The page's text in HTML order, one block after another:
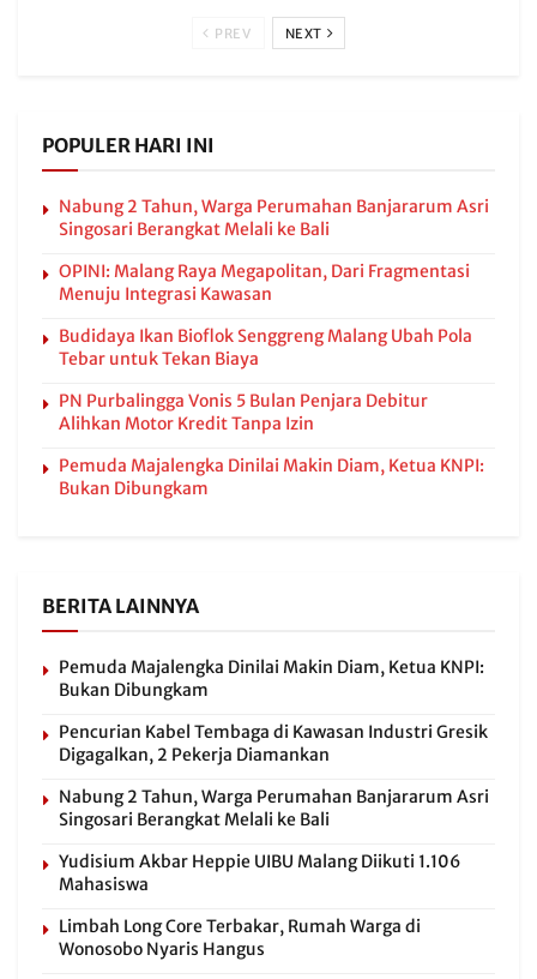
PREV NEXT
POPULER HARI INI
Nabung 2 Tahun, Warga Perumahan Banjararum Asri
Singosari Berangkat Melali ke Bali
OPINI: Malang Raya Megapolitan, Dari Fragmentasi
Menuju Integrasi Kawasan
Budidaya Ikan Bioflok Senggreng Malang Ubah Pola
Tebar untuk Tekan Biaya
PN Purbalingga Vonis 5 Bulan Penjara Debitur
Alihkan Motor Kredit Tanpa Izin
Pemuda Majalengka Dinilai Makin Diam, Ketua KNPI:
Bukan Dibungkam
BERITA LAINNYA
Pemuda Majalengka Dinilai Makin Diam, Ketua KNPI:
Bukan Dibungkam
Pencurian Kabel Tembaga di Kawasan Industri Gresik
Digagalkan, 2 Pekerja Diamankan
Nabung 2 Tahun, Warga Perumahan Banjararum Asri
Singosari Berangkat Melali ke Bali
Yudisium Akbar Heppie UIBU Malang Diikuti 1.106
Mahasiswa
Limbah Long Core Terbakar, Rumah Warga di
Wonosobo Nyaris Hangus